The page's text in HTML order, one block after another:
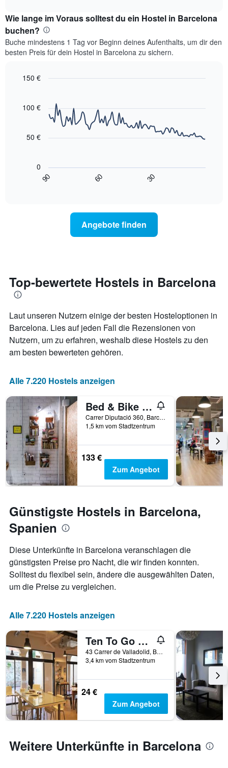
1
Y-
Achse,
die
Zimmerpreis
für
ein
Zimmer
in
den
Stadtvierteln.
hat
Achse,
durchschnittlichen
Zimmerpreis
anzeigt.
Stadtviertel
anzeigt.
Wie lange im Voraus solltest du ein Hostel in Barcelona
buchen?
Buche mindestens 1 Tag vor Beginn deines Aufenthalts, um dir den
besten Preis für dein Hostel in Barcelona zu sichern.
with
Diagramm
näher
das
Aufenthaltsdatum
Das
Diagramm
1
X-
die
der
Tage
vor
dem
Aufenthalt
anzeigt
Das
Diagramm
hat
1
Achse,
die
den
durchschnittlichen
Zimmerpreis
anzeigt
90 60 30
0
50 €
100 €
150 €
Angebote finden
Top-bewertete Hostels in Barcelona
Laut unseren Nutzern einige der besten Hosteloptionen in
Barcelona. Lies auf jeden Fall die Rezensionen von
Nutzern, um zu erfahren, weshalb diese Hostels zu den
am besten bewerteten gehören.
Alle 7.220 Hostels anzeigen
Bed & Bike Barcelona
Carrer Diputació 360, Barcelona, Spanien
1,5 km vom Stadtzentrum
133 €
Zum Angebot
Günstigste Hostels in Barcelona,
Spanien
Diese Unterkünfte in Barcelona veranschlagen die
günstigsten Preise pro Nacht, die wir finden konnten.
Solltest du flexibel sein, ändere die ausgewählten Daten,
um die Preise zu vergleichen.
Alle 7.220 Hostels anzeigen
Ten To Go Hostel
43 Carrer de Valladolid, Barcelona, Spanien
3,4 km vom Stadtzentrum
24 €
Zum Angebot
Weitere Unterkünfte in Barcelona